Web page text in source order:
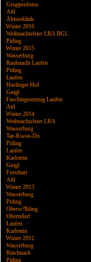
Gruppenfotos
Attl
Abtseeklink
Winter 2016
Weihnachtsfeier LRA BGL
Piding
Winter 2015
Wasserburg
Rauhnacht Laufen
Piding
Laufen
Haslinger Hof
Gnigl
Faschingsumzug Laufen
Attl
Winter 2014
Weihnachtsfeier LRA
Wasserburg
Tae-Kwon-Do
Piding
Laufen
Karlstein
Gnigl
Forsthart
Attl
Winter 2013
Wasserburg
Piding
Oberw?lbling
Oberndorf
Laufen
Karlstein
Winter 2012
Wasserburg
Rinchnach
Piding